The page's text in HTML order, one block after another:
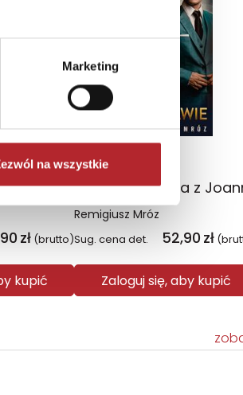
Marketing
na wszystkie
Tom 4
zł (brutto)
kupić
Remigiusz Mróz
Sug. cena det. 52,90 zł
Zaloguj się, aby kupić